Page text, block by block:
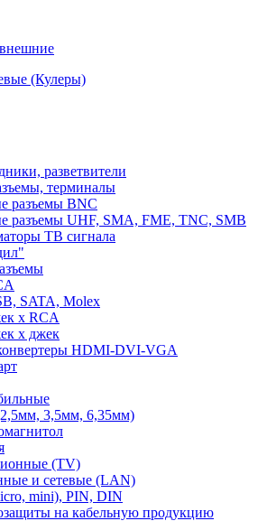
(Кулеры)
разветвители
терминалы
разъемы BNC
разъемы UHF, SMA, FME, TNC, SMB
ТВ сигнала
SATA, Molex
х RCA
х джек
HDMI-DVI-VGA
3,5мм, 6,35мм)
(TV)
и сетевые (LAN)
mini), PIN, DIN
на кабельную продукцию